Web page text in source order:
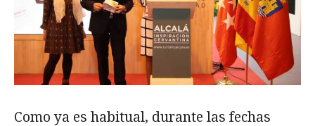
Como ya es habitual, durante las fechas